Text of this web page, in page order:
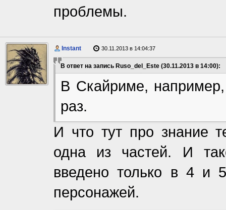
проблемы.
Instant 30.11.2013 в 14:04:37
В ответ на запись Ruso_del_Este (30.11.2013 в 14:00):
В Скайриме,
раз.
И что тут про знание
одна из частей. И
введено только в 4 и
персонажей.